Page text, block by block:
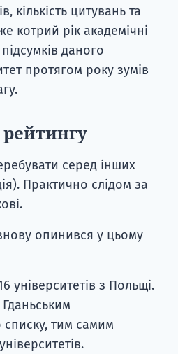
кількість цитувань та
котрий рік академічні
даного
протягом року зумів
рейтингу
серед інших
Практично слідом за
опинився у цьому
університетів з Польщі.
списку, тим самим